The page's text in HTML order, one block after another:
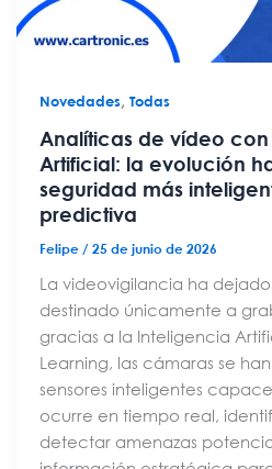
Novedades,Todas
Analíticas de vídeo
Artificial: la evolución
seguridad más
predictiva
Felipe /25 de junio de 2026
La videovigilancia ha
destinado únicamente a
gracias a la Inteligencia
Learning, las cámaras se
sensores inteligentes
ocurre en tiempo real,
detectar amenazas